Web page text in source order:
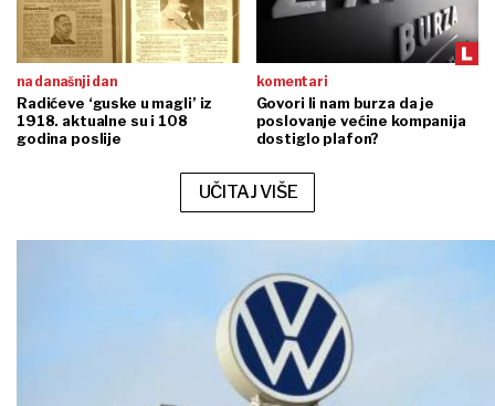
na današnji dan
Radićeve ‘guske u magli’ iz
1918. aktualne su i 108
godina poslije
komentari
Govori li nam burza da je
poslovanje većine kompanija
dostiglo plafon?
UČITAJ VIŠE